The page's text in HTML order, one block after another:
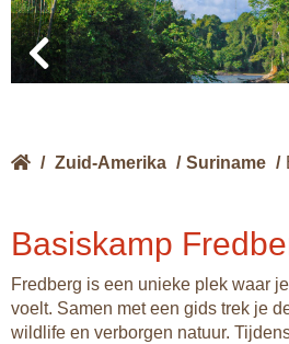
/ Zuid-Amerika / Suriname /
Basiskamp
Fredberg is een unieke plek waar
voelt. Samen met een gids trek je
wildlife en verborgen natuur.